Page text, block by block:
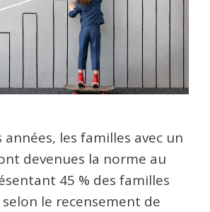
années, les familles avec un
devenues la norme au
45 % des familles
le recensement de